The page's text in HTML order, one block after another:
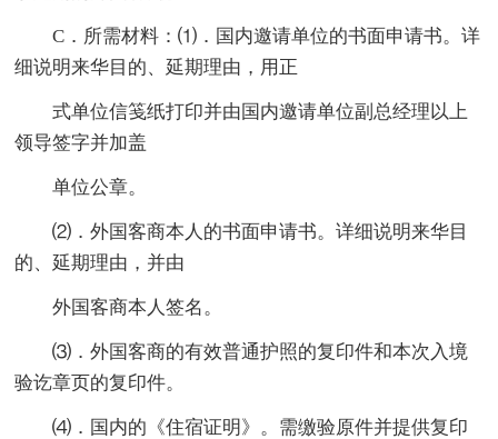
C．所需材料：⑴．国内邀请单位的书面申请书。详
细说明来华目的、延期理由，用正
式单位信笺纸打印并由国内邀请单位副总经理以上
领导签字并加盖
单位公章。
⑵．外国客商本人的书面申请书。详细说明来华目
的、延期理由，并由
外国客商本人签名。
⑶．外国客商的有效普通护照的复印件和本次入境
验讫章页的复印件。
⑷．国内的《住宿证明》。需缴验原件并提供复印